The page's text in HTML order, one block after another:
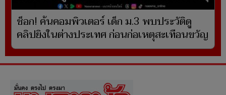
ช็อก! ค้นคอมพิวเตอร์ เด็ก ม.3 พบประวัติดู
คลิปยิงในต่างประเทศ ก่อนก่อเหตุสะเทือนขวัญ